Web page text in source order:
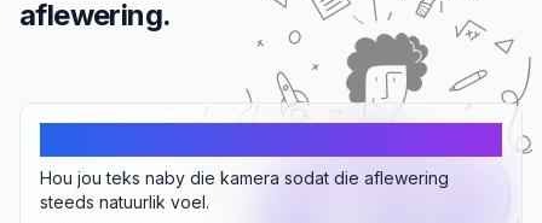
aflewering.
Hou jou teks naby die kamera sodat die aflewering
steeds natuurlik voel.